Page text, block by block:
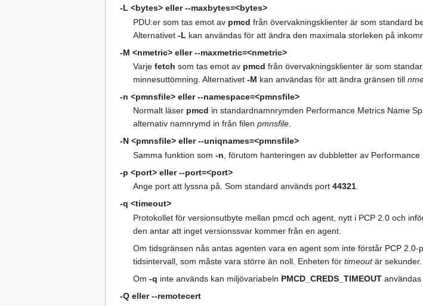
-L <bytes> eller--maxbytes=<bytes>
PDU:er som tas emot av pmcd från övervakningsklienter är som standard
Alternativet-L kan användas för att ändra den maximala storleken på
-M <nmetric> eller--maxmetric=<nmetric>
Varjefetch som tas emot av pmcd från övervakningsklienter är som
minnesuttömning. Alternativet-M kan användas för att ändra gränsen till
-n <pmnsfile> eller--namespace=<pmnsfile>
Normalt läser pmcd in standardnamnrymden Performance Metrics Name
alternativ namnrymd in från filenpmnsfile.
-N <pmnsfile> eller--uniqnames=<pmnsfile>
Samma funktion som-n , förutom hanteringen av dubbletter av
-p <port> eller--port=<port>
Ange port att lyssna på. Som standard används port44321
-q <timeout>
Protokollet för versionsutbyte mellan pmcd och agent, nytt i PCP 2.0 och
den antar att inget versionssvar kommer från en agent.
Om tidsgränsen nås antas agenten vara en agent som inte förstår PCP
tidsintervall, som måste vara större än noll. Enheten förtimeoutär sekunder.
Om-q inte används kan miljövariabeln PMCD_CREDS_TIMEOUT användas
-Q eller--remotecert